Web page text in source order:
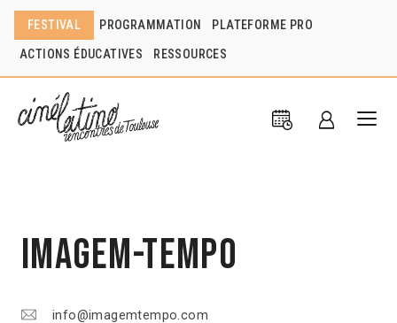
FESTIVAL PROGRAMMATION PLATEFORME PRO
ACTIONS ÉDUCATIVES RESSOURCES
Imagem-Tempo
info@imagemtempo.com